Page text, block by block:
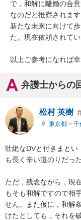
で，和解に離婚の合
なのだと推察されま
新たな未来に向けて
た。現在依頼されて
以上ご参考になれば幸
弁護士からの
松村 英樹
東京都 > 千
壮絶なDVと付きまとい
も長く辛い道のりだっ
ただ，残念ながら，現
もそも和解ですので相
せん。また仮に，和解
けたとしても，それを